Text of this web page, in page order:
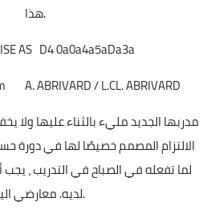
هذا.
AS D4 0a0a4a5aDa3a
A. ABRIVARD / L.CL. ABRIVARD
مدربها الجديد مليء بالثناء عليها ولا
الالتزام المصمم خصيصًا لها في دورة
لما تفعله في الصباح في التدريب ،
لديه. معارضي اليوم.